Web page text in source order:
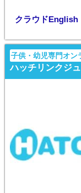
クラウドEnglish
子供・幼児専門オン
ハッチリンクジ